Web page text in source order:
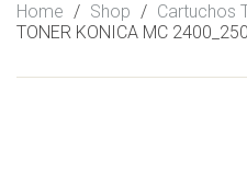
Home / Shop / Cartuchos
TONER KONICA MC